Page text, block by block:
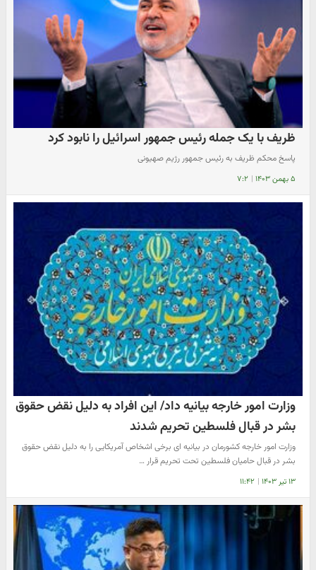
ظریف با یک جمله رئیس جمهور اسرائیل را نابود کرد
پاسخ محکم ظریف به رئیس جمهور رژیم صهیونی
۵ بهمن ۱۴۰۳ | ۷:۲
وزارت امور خارجه بیانیه داد/ این افراد به دلیل نقض حقوق
بشر در قبال فلسطین تحریم شدند
وزارت امور خارجه کشورمان در بیانیه ای برخی اشخاص آمریکایی را به دلیل نقض حقوق
بشر در قبال حامیان فلسطین تحت تحریم قرار …
۱۳ تیر ۱۴۰۳ | ۱۱:۴۲